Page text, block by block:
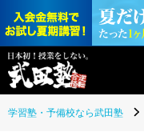
学習塾・予備校なら武田塾